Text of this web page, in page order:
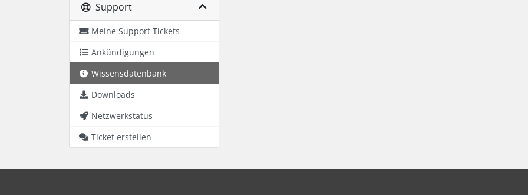
Support
Meine Support Tickets
Ankündigungen
Wissensdatenbank
Downloads
Netzwerkstatus
Ticket erstellen